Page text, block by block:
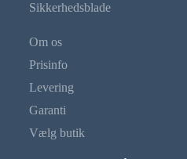
Sikkerhedsblade
Om os
Prisinfo
Levering
Garanti
Vælg butik